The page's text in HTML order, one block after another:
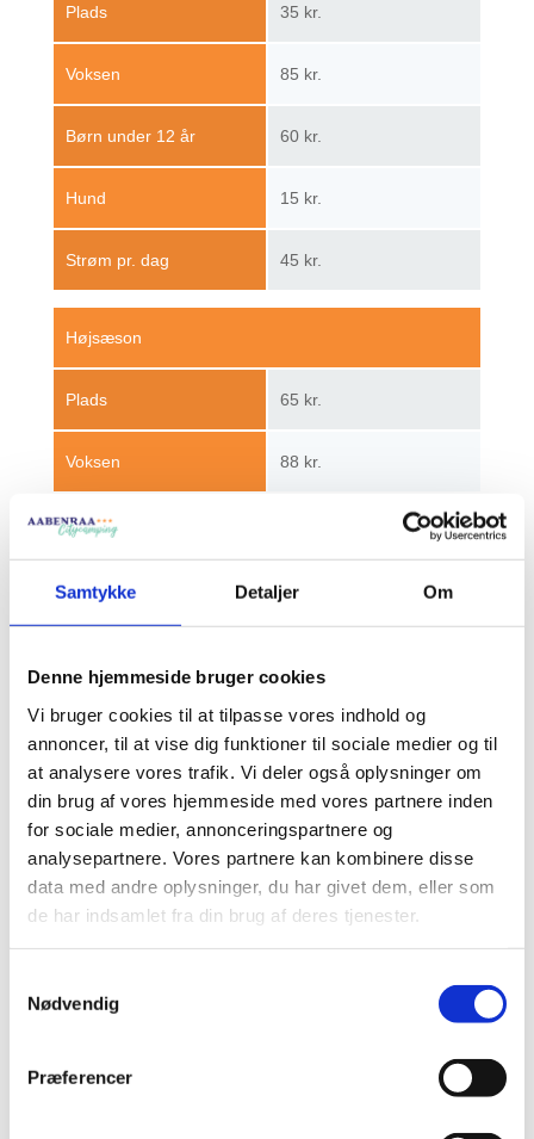
Samtykke Detaljer Om
Denne hjemmeside bruger cookies
Vi bruger cookies til at tilpasse vores indhold og
annoncer, til at vise dig funktioner til sociale medier og til
at analysere vores trafik. Vi deler også oplysninger om
din brug af vores hjemmeside med vores partnere inden
for sociale medier, annonceringspartnere og
analysepartnere. Vores partnere kan kombinere disse
data med andre oplysninger, du har givet dem, eller som
de har indsamlet fra din brug af deres tjenester.
Nødvendig
Præferencer
Plads
Voksen
Børn under 12 år
Hund
Strøm pr. dag
35 kr.
85 kr.
60 kr.
15 kr.
45 kr.
Plads
Voksen
Børn under 12 år
Hund
Højsæson
65 kr.
88 kr.
15 kr.
Lavsæson:1/1 – 21/6 + 24/8 – 31/12 ikke Kristi
Himmelfart, pinse og påske
Højsæson:
21/6 – 24/8 incl. Kristi Himmelfart,
pinse og påske
Lejebetingelser
Tjek ind fra kl. 14.00 – Tjek ud inden kl. 12.00